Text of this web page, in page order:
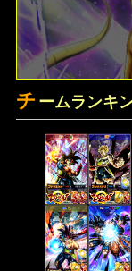
チ ームランキ